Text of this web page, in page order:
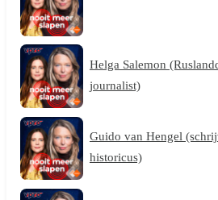
Helga Salemon
journalist)
Guido van Hengel
historicus)